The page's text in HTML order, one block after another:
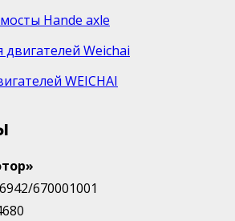
Hande axle
двигателей Weichai
WEICHAI
670001001